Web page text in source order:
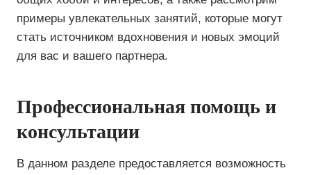
примеры увлекательных занятий, которые могут
стать источником вдохновения и новых эмоций
для вас и вашего партнера.
Профессиональная помощь и
консультации
В данном разделе предоставляется возможность